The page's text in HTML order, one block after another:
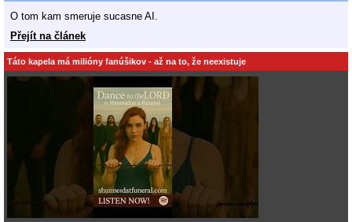
O tom kam smeruje sucasne AI.
Přejít na článek
Táto kapela má milióny fanúšikov - až na to, že neexistuje